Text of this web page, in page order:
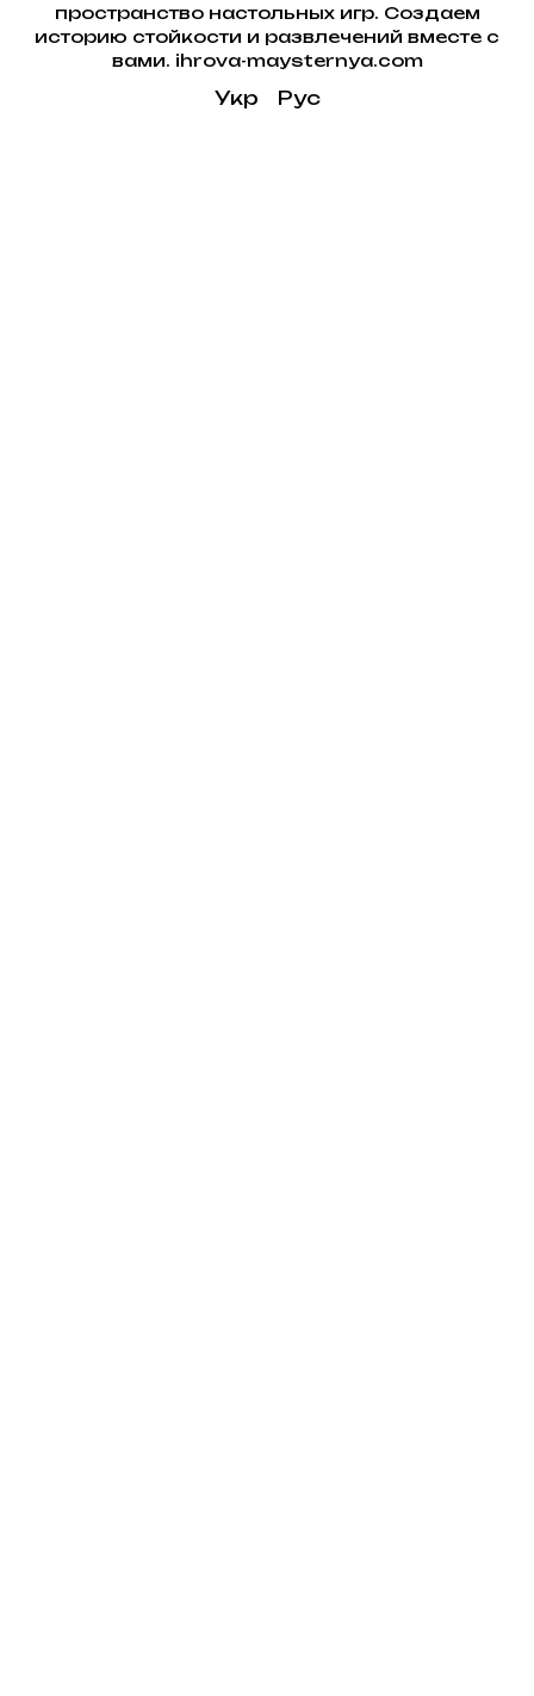
пространство настольных игр. Создаем
историю стойкости и развлечений вместе с
вами. ihrova-maysternya.com
Укр Рус